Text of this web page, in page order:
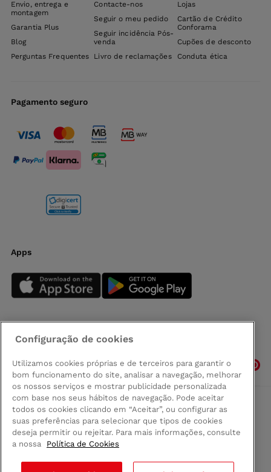
Envio, entrega e
montagem
Garantia Plus
Blog
Perguntas Frequentes
Contacte-nos
Seguir o meu pedido
Seguir incidência Pós-
venda
Livro de reclamações
Lojas
Cartão de Crédito
Conforama
Cupões de desconto
Conduta ética
Pagamento seguro
Apps
Siga-nos
Comprar na Madeira
Política de privacidad
Termos e Condições
Configuração de cookies
Utilizamos cookies próprias e de terceiros para garantir o
bom funcionamento do site, analisar a navegação, melhorar
os nossos serviços e mostrar publicidade personalizada
com base nos seus hábitos de navegação. Pode aceitar
todos os cookies clicando em “Aceitar”, ou configurar as
suas preferências para selecionar que tipos de cookies
deseja permitir ou rejeitar. Para mais informações, consulte
a nossa
Política de Cookies